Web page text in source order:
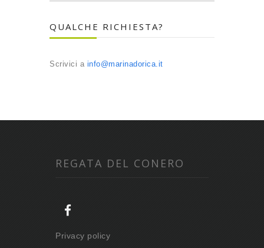
QUALCHE RICHIESTA?
Scrivici a info@marinadorica.it
REGATA DEL CONERO
Privacy policy